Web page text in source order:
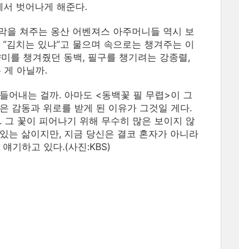
벗어나게 해준다.
을 쳐주는 옹산 어벤져스 아주머니들 역시 보
치는 있냐”고 물으며 속으로는 챙겨주는 이
를 챙겨줬던 동백, 필구를 챙기려는 강종렬,
게 아닐까.
어내는 걸까. 아마도 <동백꽃 필 무렵>이 그
감동과 위로를 받게 된 이유가 그것일 게다.
꽃이 피어나기 위해 무수히 많은 보이지 않
는 삶이지만, 지금 당신은 결코 혼자가 아니라
기하고 있다.(사진:KBS)